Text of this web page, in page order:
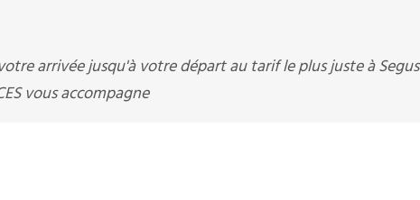
arrivée jusqu'à votre départ au tarif le plus juste à Segus
vous accompagne